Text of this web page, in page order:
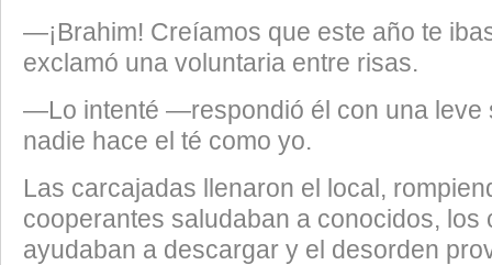
​—¡Brahim! Creíamos que este año te
exclamó una voluntaria entre risas.
​—Lo intenté —respondió él con una
nadie hace el té como yo.
​Las carcajadas llenaron el local,
cooperantes saludaban a conocidos, los
ayudaban a descargar y el desorden